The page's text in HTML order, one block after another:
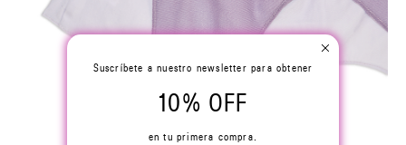
Suscríbete a nuestro newsletter para obtener
10% OFF
en tu primera compra.